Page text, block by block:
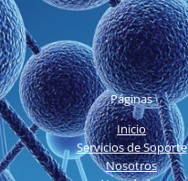
Páginas
Inicio
Servicios de Soporte
Nosotros